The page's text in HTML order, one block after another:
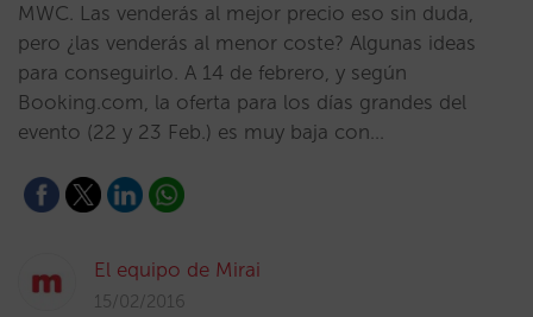
MWC. Las venderás al mejor precio eso sin duda,
pero ¿las venderás al menor coste? Algunas ideas
para conseguirlo. A 14 de febrero, y según
Booking.com, la oferta para los días grandes del
evento (22 y 23 Feb.) es muy baja con…
El equipo de Mirai
15/02/2016